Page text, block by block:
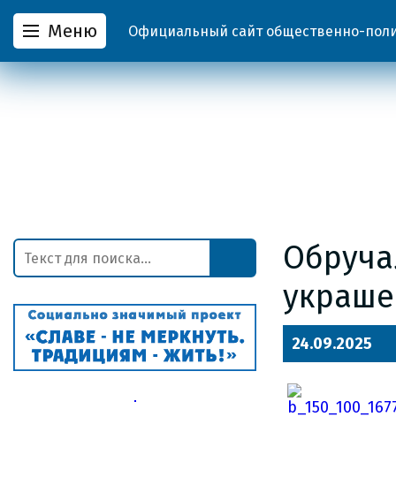
Меню Официальный сайт общественно-
24.09.2025